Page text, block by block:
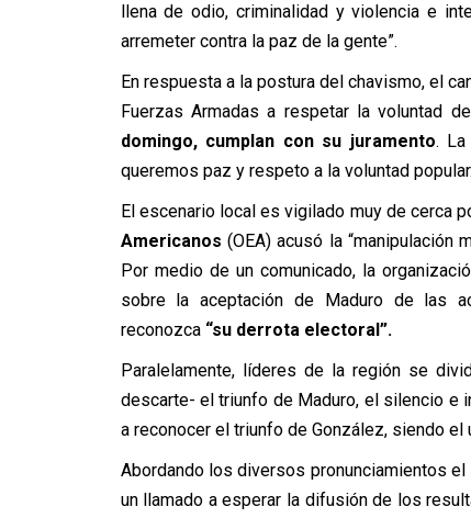
llena de odio, criminalidad y violencia e
arremeter contra la paz de la gente”.
En respuesta a la postura del chavismo, el
Fuerzas Armadas a respetar la voluntad
domingo, cumplan con su juramento. La
queremos paz y respeto a la voluntad
El escenario local es vigilado muy de cerca
Americanos (OEA) acusó la
Por medio de un comunicado, la
sobre la aceptación de Maduro de las
reconozca“su derrota electoral”.
Paralelamente, líderes de la región se
descarte- el triunfo de Maduro, el silencio e
a reconocer el triunfo de González, siendo
Abordando los diversos pronunciamientos
un llamado a esperar la difusión de los